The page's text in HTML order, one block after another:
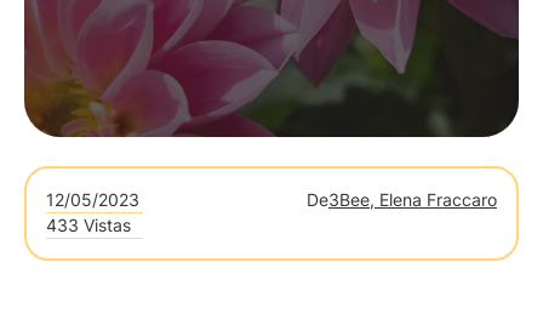
12/05/2023 De3Bee, Elena Fraccaro
433 Vistas